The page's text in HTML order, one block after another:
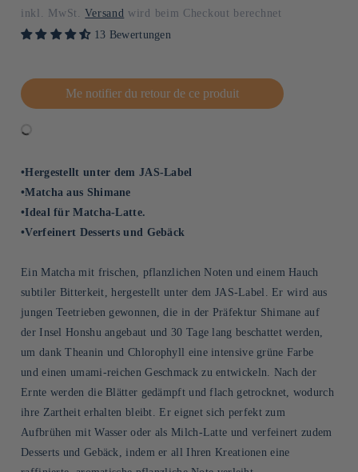
inkl. MwSt.Versand wird beim Checkout berechnet
13 Bewertungen
Me notifier du retour de ce produit
•Hergestellt unter dem JAS-Label
•Matcha aus Shimane
•Ideal für Matcha-Latte.
•Verfeinert Desserts und Gebäck
Ein Matcha mit frischen, pflanzlichen Noten und einem Hauch
subtiler Bitterkeit, hergestellt unter dem JAS-Label. Er wird aus
jungen Teetrieben gewonnen, die in der Präfektur Shimane auf
der Insel Honshu angebaut und 30 Tage lang beschattet werden,
um dank Theanin und Chlorophyll eine intensive grüne Farbe
und einen umami-reichen Geschmack zu entwickeln. Nach der
Ernte werden die Blätter gedämpft und flach getrocknet, wodurch
ihre Zartheit erhalten bleibt. Er eignet sich perfekt zum
Aufbrühen mit Wasser oder als Milch-Latte und verfeinert zudem
Desserts und Gebäck, indem er all Ihren Kreationen eine